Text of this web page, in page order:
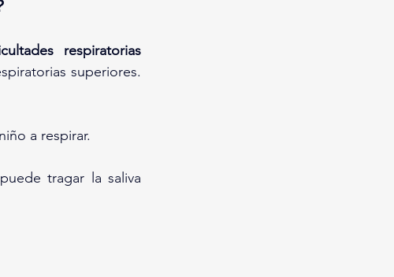
respiratorias
superiores.
a respirar.
tragar la saliva